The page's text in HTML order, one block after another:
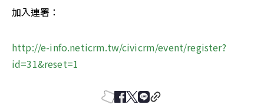
加入連署：
http://e-info.neticrm.tw/civicrm/event/register?
id=31&reset=1